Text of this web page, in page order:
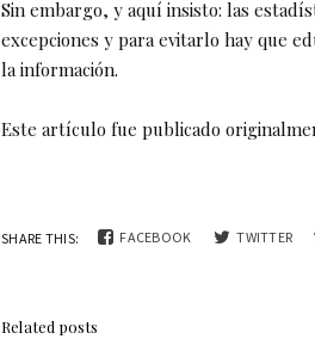
Sin embargo, y aquí insisto: las
excepciones y para evitarlo hay que
la información.
Este artículo fue publicado
SHARE THIS: FACEBOOK TWITTER
Related posts